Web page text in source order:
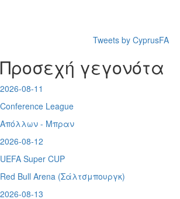
Tweets by CyprusFA
Προσεχή γεγονότα
2026-08-11
Conference League
Απόλλων - Μπραν
2026-08-12
UEFA Super CUP
Red Bull Arena (Σάλτσμπουργκ)
2026-08-13